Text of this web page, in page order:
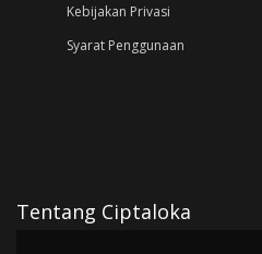
Kebijakan Privasi
Syarat Penggunaan
Tentang Ciptaloka